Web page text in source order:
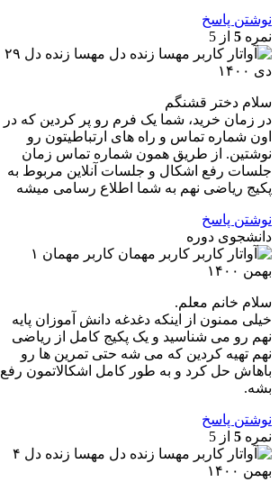
نوشتن پاسخ
نمره 5 از 5
مهسا زنده دل ۲۹
دی ۱۴۰۰
سلام دختر قشنگم
در زمان خرید، شما یک فرم رو پر کردین که در
اون شماره تماس و راه های ارتباطیتون رو
نوشتین. از طریق همون شماره تماس زمان
جلسات رفع اشکال و جلسات آنلاین مربوط به
پکیج ریاضی نهم به شما اطلاع رسامی میشه
نوشتن پاسخ
دانشجوی دوره
کاربر مهمان ۱
بهمن ۱۴۰۰
سلام خانم معلم.
خیلی ممنون از اینکه دغدغه دانش آموزان پایه
نهم رو می شناسید و یک پکیج کامل از ریاضی
نهم تهیه کردین که می شه حتی تمرین ها رو
باهاش حل کرد و به طور کامل اشکالاتمون رفع
بشه.
نوشتن پاسخ
نمره 5 از 5
مهسا زنده دل ۴
بهمن ۱۴۰۰